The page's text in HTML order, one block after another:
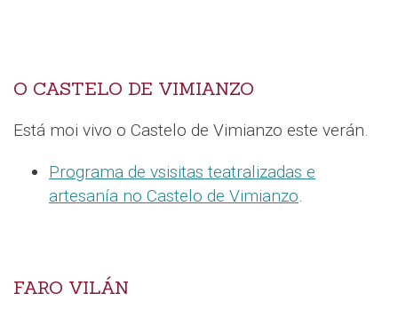
O CASTELO DE VIMIANZO
Está moi vivo o Castelo de Vimianzo este verán.
Programa de vsisitas teatralizadas e
artesanía no Castelo de Vimianzo.
FARO VILÁN